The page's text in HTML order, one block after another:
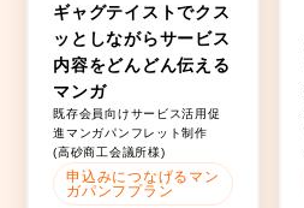
ギャグテイストでクス
ッとしながらサービス
内容をどんどん伝える
マンガ
既存会員向けサービス活用促
進マンガパンフレット制作
(高砂商工会議所様)
申込みにつなげるマン
ガパンフプラン